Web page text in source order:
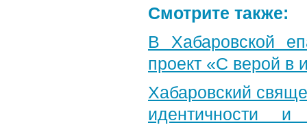
Смотрите также:
В Хабаровской
проект «С верой в
Хабаровский
идентичности